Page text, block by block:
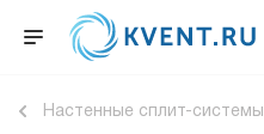
Настенные сплит-системы